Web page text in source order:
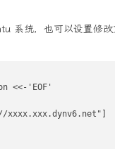
系统，也可以设置修
<<-'EOF'
#